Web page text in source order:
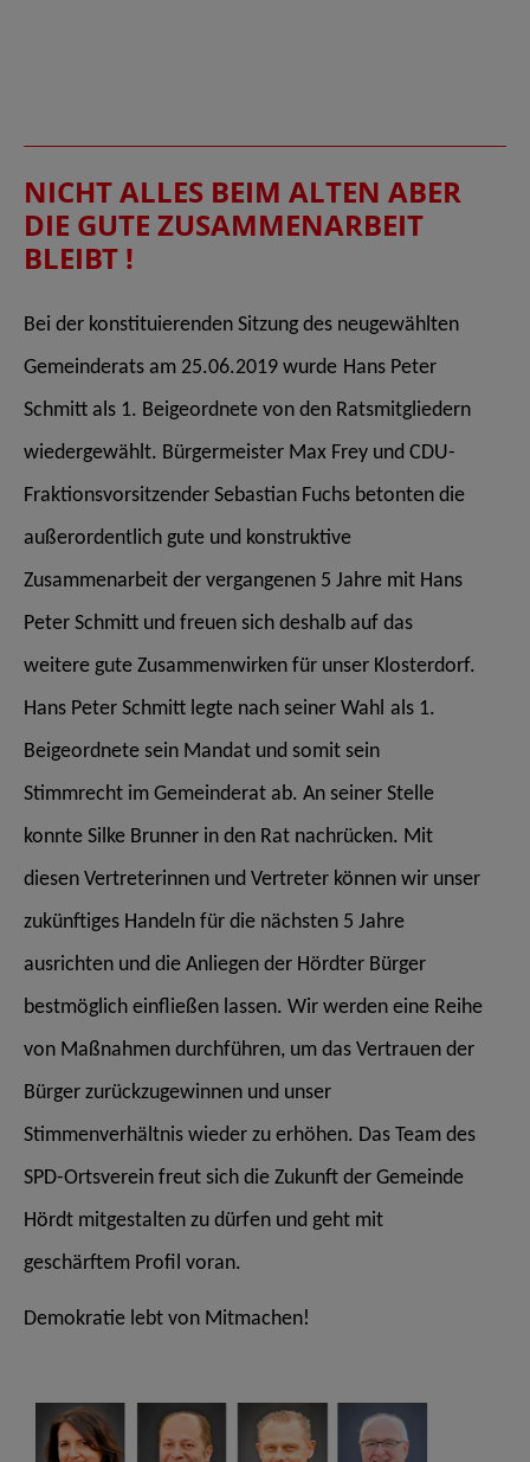
NICHT ALLES BEIM ALTEN ABER
DIE GUTE ZUSAMMENARBEIT
BLEIBT !
Bei der konstituierenden Sitzung des neugewählten
Gemeinderats am 25.06.2019 wurde Hans Peter
Schmitt als 1. Beigeordnete von den Ratsmitgliedern
wiedergewählt. Bürgermeister Max Frey und CDU-
Fraktionsvorsitzender Sebastian Fuchs betonten die
außerordentlich gute und konstruktive
Zusammenarbeit der vergangenen 5 Jahre mit Hans
Peter Schmitt und freuen sich deshalb auf das
weitere gute Zusammenwirken für unser Klosterdorf.
Hans Peter Schmitt legte nach seiner Wahl als 1.
Beigeordnete sein Mandat und somit sein
Stimmrecht im Gemeinderat ab. An seiner Stelle
konnte Silke Brunner in den Rat nachrücken. Mit
diesen Vertreterinnen und Vertreter können wir unser
zukünftiges Handeln für die nächsten 5 Jahre
ausrichten und die Anliegen der Hördter Bürger
bestmöglich einfließen lassen. Wir werden eine Reihe
von Maßnahmen durchführen, um das Vertrauen der
Bürger zurückzugewinnen und unser
Stimmenverhältnis wieder zu erhöhen. Das Team des
SPD-Ortsverein freut sich die Zukunft der Gemeinde
Hördt mitgestalten zu dürfen und geht mit
geschärftem Profil voran.
Demokratie lebt von Mitmachen!